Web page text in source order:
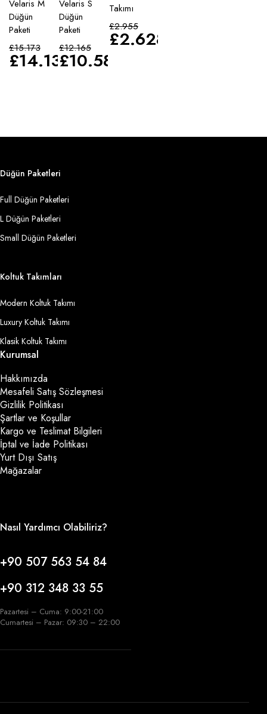
Velaris M
Düğün
Paketi
£15.173
£14.135
Velaris S
Düğün
Paketi
£12.165
£10.583
Takımı
£2.955
£2.628
Düğün Paketleri
Full Düğün Paketleri
L Düğün Paketleri
Small Düğün Paketleri
Koltuk Takımları
Modern Koltuk Takımı
Luxury Koltuk Takımı
Klasik Koltuk Takımı
Kurumsal
Hakkımızda
Mesafeli Satış Sözleşmesi
Gizlilik Politikası
Şartlar ve Koşullar
Kargo ve Teslimat Bilgileri
İptal ve İade Politikası
Yurt Dışı Satış
Mağazalar
Nasıl Yardımcı Olabiliriz?
+90 507 563 54 84
+90 312 348 33 55
Pazartesi – Cuma: 9:00-21:00
Cumartesi – Pazar: 09:30 – 22:00